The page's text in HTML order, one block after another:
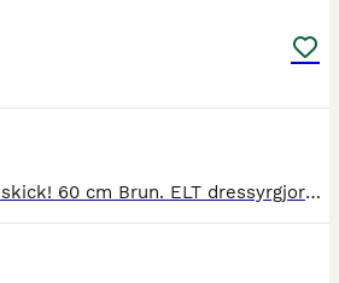
ELT dressyrgjord i mycket fint skick! 60 cm Brun. ELT dressyrgjord i mycket fint skick! 60 cm Brun.